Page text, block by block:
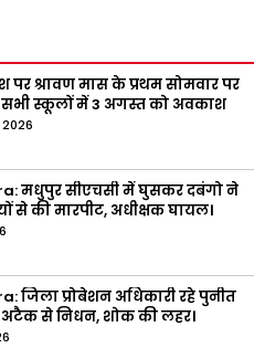
श्रावण मास के प्रथम सोमवार पर
सभी स्कूलों में 3 अगस्त को अवकाश
मधुपुर सीएचसी में घुसकर दबंगो ने
से की मारपीट, अधीक्षक घायल।
जिला प्रोबेशन अधिकारी रहे पुनीत
अटैक से निधन, शोक की लहर।